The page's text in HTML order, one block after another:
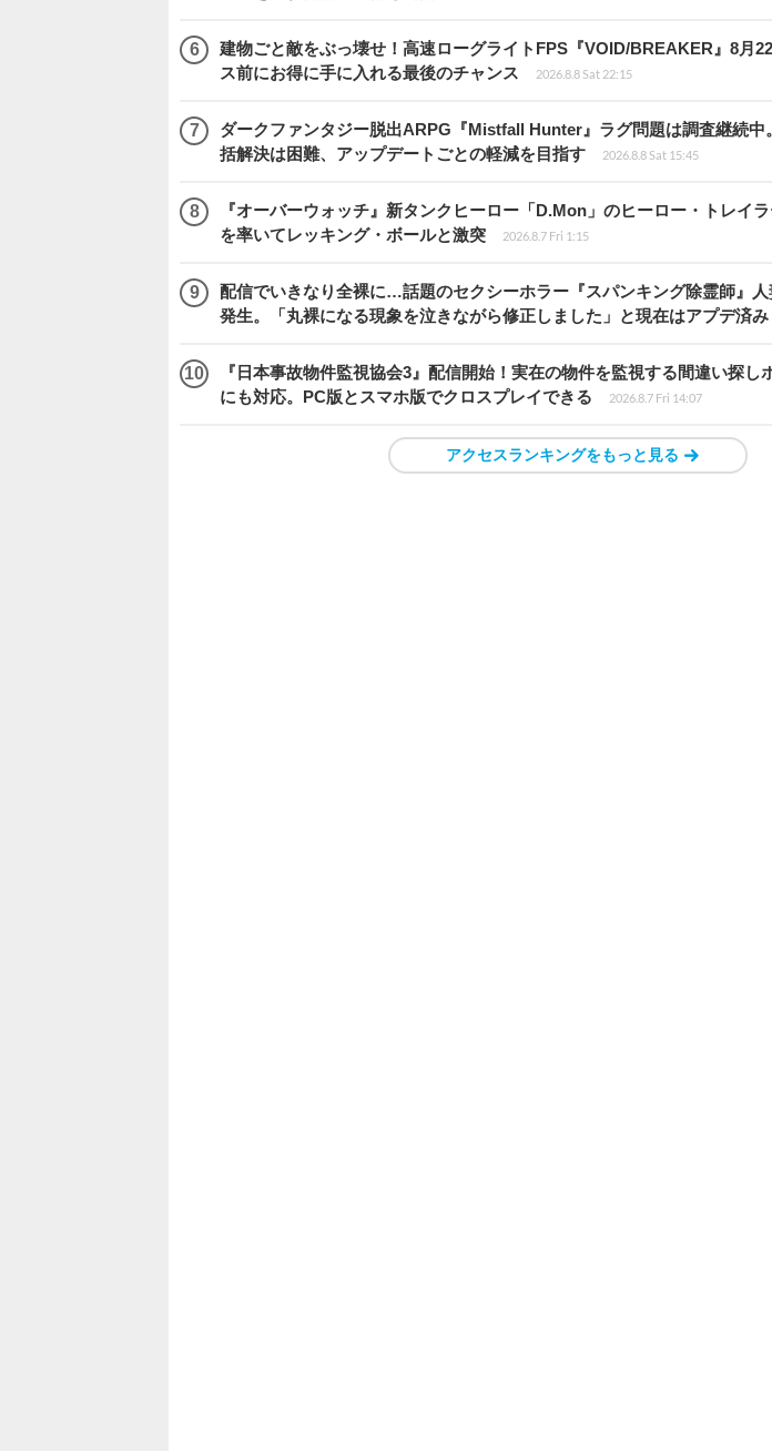
建物ごと敵をぶっ壊せ！高速ローグライトFPS『VOID/BREAKER』8月
ス前にお得に手に入れる最後のチャンス
2026.8.8 Sat 22:15
ダークファンタジー脱出ARPG『Mistfall Hunter』ラグ問題は調査継続中
括解決は困難、アップデートごとの軽減を目指す
2026.8.8 Sat 15:45
『オーバーウォッチ』新タンクヒーロー「D.Mon」のヒーロー・トレイ
を率いてレッキング・ボールと激突
2026.8.7 Fri 1:15
配信でいきなり全裸に…話題のセクシーホラー『スパンキング除霊師』
発生。「丸裸になる現象を泣きながら修正しました」と現在はアプデ済み
『日本事故物件監視協会3』配信開始！実在の物件を監視する間違い探し
にも対応。PC版とスマホ版でクロスプレイできる
2026.8.7 Fri 14:07
アクセスランキングをもっと見る